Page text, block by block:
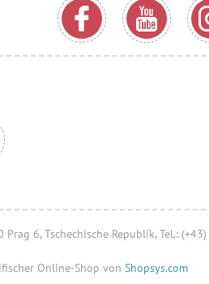
Prag 6, Tschechische Republik, Tel.:
Online-Shop von Shopsys.com